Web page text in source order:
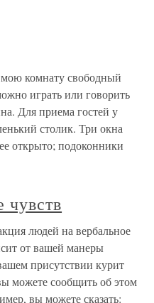
комнату свободный
играть или говорить
Для приема гостей у
столик. Три окна
открыто; подоконники
людей на вербальное
от вашей манеры
присутствии курит
можете сообщить об этом
вы можете сказать: